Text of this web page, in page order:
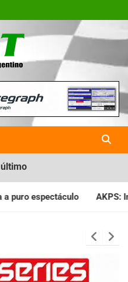
Revista
en
último
la IGJ y oficializó el